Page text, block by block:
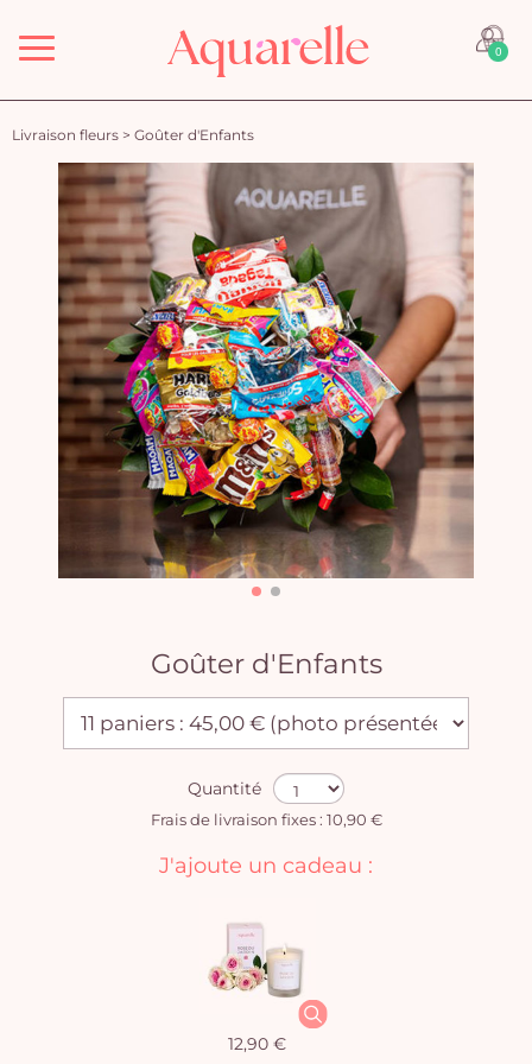
Menu 0
Livraison fleurs > Goûter d'Enfants
Goûter d'Enfants
Quantité
Frais de livraison fixes : 10,90 €
J'ajoute un cadeau :
12,90 €